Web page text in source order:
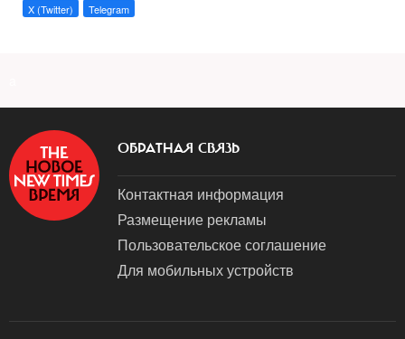
X (Twitter) Telegram
ОБРАТНАЯ СВЯЗЬ
Контактная информация
Размещение рекламы
Пользовательское соглашение
Для мобильных устройств